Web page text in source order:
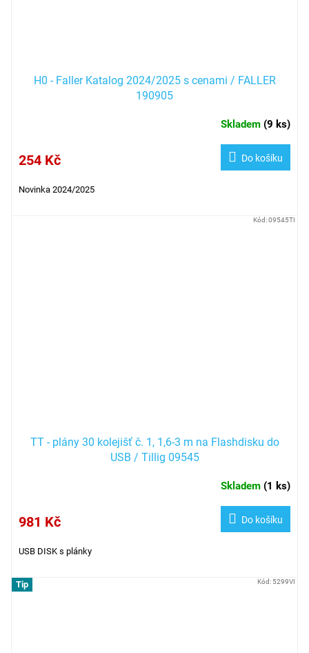
H0 - Faller Katalog 2024/2025 s cenami / FALLER
190905
Skladem (9 ks)
254 Kč Do košíku
Novinka 2024/2025
TT - plány 30 kolejišť č. 1, 1,6-3 m na Flashdisku do
USB / Tillig 09545
Skladem (1 ks)
981 Kč Do košíku
USB DISK s plánky
Kód:09545TI
Tip Kód: 5299VI